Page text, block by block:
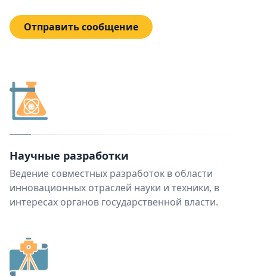
Отправить сообщение
Научные разработки
Ведение совместных разработок в области
инновационных отраслей науки и техники, в
интересах органов государственной власти.